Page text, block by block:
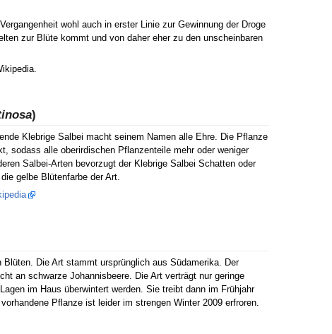
wohl auch in erster Linie zur Gewinnung der Droge
zur Blüte kommt und von daher eher zu den unscheinbaren
)
Klebrige Salbei macht seinem Namen alle Ehre. Die Pflanze
sodass alle oberirdischen Pflanzenteile mehr oder weniger
Salbei-Arten bevorzugt der Klebrige Salbei Schatten oder
gelbe Blütenfarbe der Art.
Die Art stammt ursprünglich aus Südamerika. Der
an schwarze Johannisbeere. Die Art verträgt nur geringe
im Haus überwintert werden. Sie treibt dann im Frühjahr
Pflanze ist leider im strengen Winter 2009 erfroren.